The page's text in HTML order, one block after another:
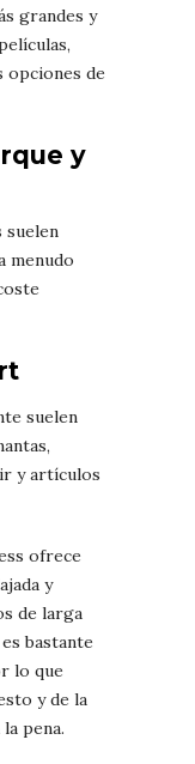
grandes y
opciones de
y
suelen
menudo
suelen
y artículos
ofrece
y
de larga
bastante
lo que
y de la
pena.